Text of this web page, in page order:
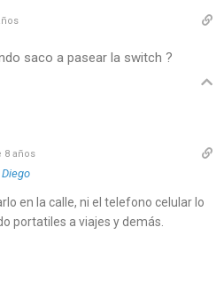
saco a pasear la switch ?
8 años
en la calle, ni el telefono celular lo
portatiles a viajes y demás.